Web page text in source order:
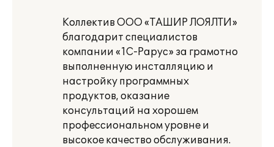
Коллектив ООО «ТАШИР ЛОЯЛТИ»
благодарит специалистов
компании «1С-Рарус» за грамотно
выполненную инсталляцию и
настройку программных
продуктов, оказание
консультаций на хорошем
профессиональном уровне и
высокое качество обслуживания.